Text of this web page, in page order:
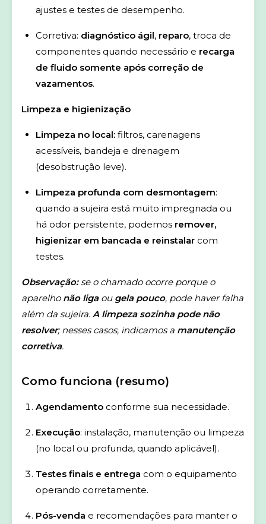
ajustes e testes de desempenho.
Corretiva: diagnóstico ágil, reparo, troca de
componentes quando necessário e recarga
de fluido somente após correção de
vazamentos.
Limpeza e higienização
Limpeza no local: filtros, carenagens
acessíveis, bandeja e drenagem
(desobstrução leve).
Limpeza profunda com desmontagem:
quando a sujeira está muito impregnada ou
há odor persistente, podemos remover,
higienizar em bancada e reinstalar com
testes.
Observação:se o chamado ocorre porque o
aparelho não ligaou gela pouco, pode haver falha
além da sujeira. A limpeza sozinha pode não
resolver; nesses casos, indicamos a manutenção
corretiva.
Como funciona (resumo)
Agendamento conforme sua necessidade.
Execução: instalação, manutenção ou limpeza
(no local ou profunda, quando aplicável).
Testes finais e entrega com o equipamento
operando corretamente.
Pós-venda e recomendações para manter o